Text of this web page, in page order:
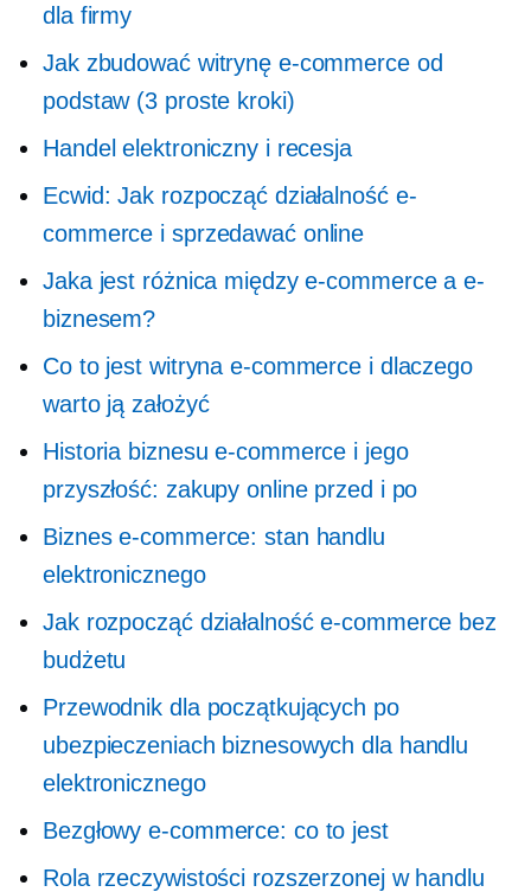
dla firmy
Jak zbudować witrynę e-commerce od
podstaw (3 proste kroki)
Handel elektroniczny i recesja
Ecwid: Jak rozpocząć działalność e-
commerce i sprzedawać online
Jaka jest różnica między e-commerce a e-
biznesem?
Co to jest witryna e-commerce i dlaczego
warto ją założyć
Historia biznesu e-commerce i jego
przyszłość: zakupy online przed i po
Biznes e-commerce: stan handlu
elektronicznego
Jak rozpocząć działalność e-commerce bez
budżetu
Przewodnik dla początkujących po
ubezpieczeniach biznesowych dla handlu
elektronicznego
Bezgłowy e-commerce: co to jest
Rola rzeczywistości rozszerzonej w handlu